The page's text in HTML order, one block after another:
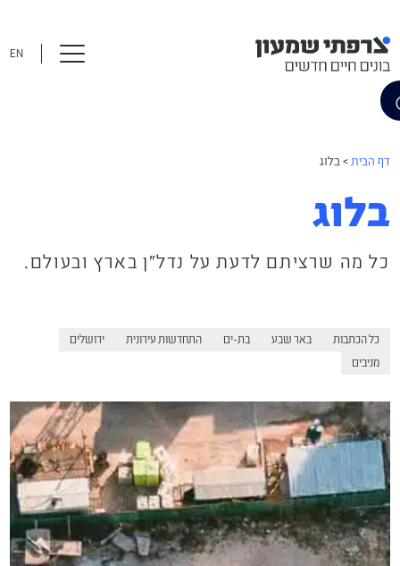
EN
דף הבית > בלוג
בלוג
כל מה שרציתם לדעת על נדל״ן בארץ ובעולם.
כל הכתבות באר שבע בת-ים התחדשות עירונית
ירושלים
מניבים